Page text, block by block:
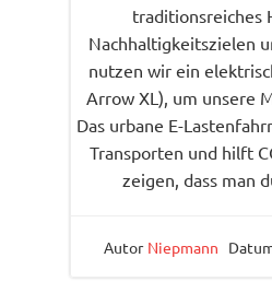
traditionsreiches
Nachhaltigkeitszielen
nutzen wir ein
Arrow XL), um unsere
Das urbane E-
Transporten und hilft
zeigen, dass man
Autor Niepmann